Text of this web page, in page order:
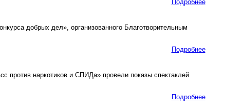
Подробнее
добрых дел», организованного Благотворительным
Подробнее
наркотиков и СПИДа» провели показы спектаклей
Подробнее